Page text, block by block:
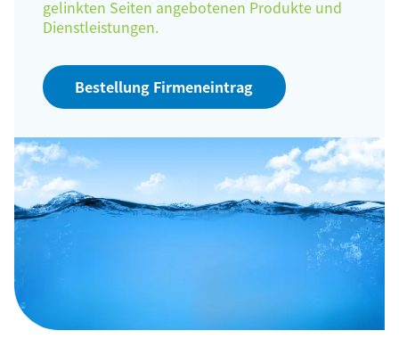
gelinkten Seiten angebotenen Produkte und
Dienstleistungen.
Bestellung Firmeneintrag